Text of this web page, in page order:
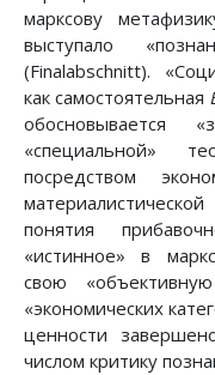
марксову
выступало
(Finalabschnitt).
как самостоятельная
обосновывается
«специальной»
посредством
понятия
«истинное» в
свою
«экономических
ценности
числом критику